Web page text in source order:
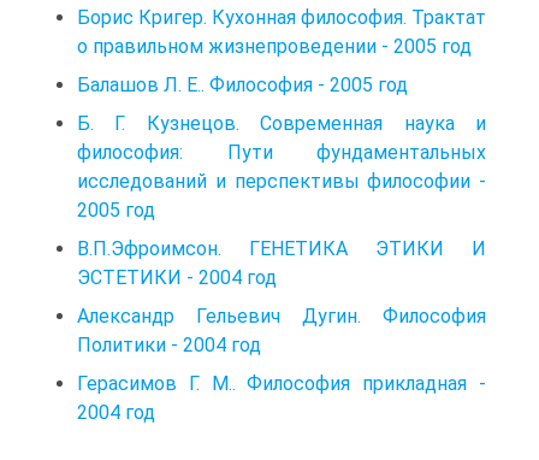
Борис Кригер. Кухонная философия. Трактат
о правильном жизнепроведении - 2005 год
Балашов Л. Е.. Философия - 2005 год
Б. Г. Кузнецов. Современная наука и
философия: Пути фундаментальных
исследований и перспективы философии -
2005 год
В.П.Эфроимсон. ГЕНЕТИКА ЭТИКИ И
ЭСТЕТИКИ - 2004 год
Александр Гельевич Дугин. Философия
Политики - 2004 год
Герасимов Г. М.. Философия прикладная -
2004 год